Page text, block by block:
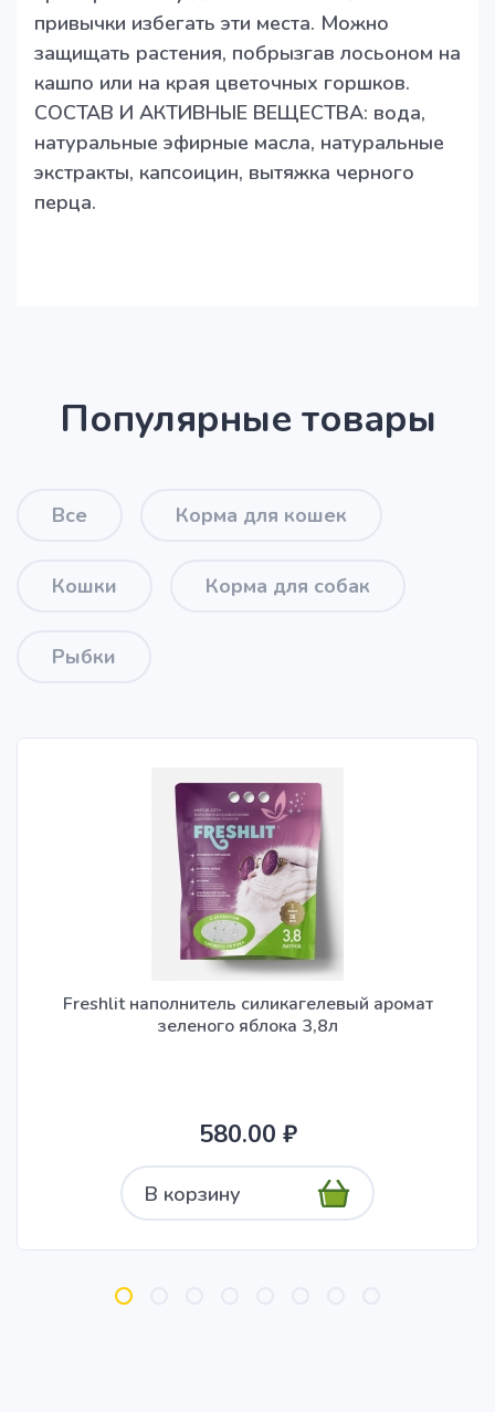
привычки избегать эти места. Можно
защищать растения, побрызгав лосьоном на
кашпо или на края цветочных горшков.
СОСТАВ И АКТИВНЫЕ ВЕЩЕСТВА: вода,
натуральные эфирные масла, натуральные
экстракты, капсоицин, вытяжка черного
перца.
Популярные товары
Все Корма для кошек
Кошки Корма для собак
Рыбки
Freshlit наполнитель силикагелевый аромат
зеленого яблока 3,8л
580.00 ₽
В корзину